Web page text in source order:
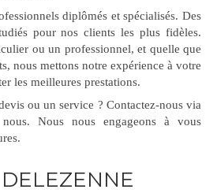
diplômés et spécialisés. Des
pour nos clients les plus fidèles.
ou un professionnel, et quelle que
nous mettons notre expérience à votre
les meilleures prestations.
ou un service ? Contactez-nous via
Nous nous engageons à vous